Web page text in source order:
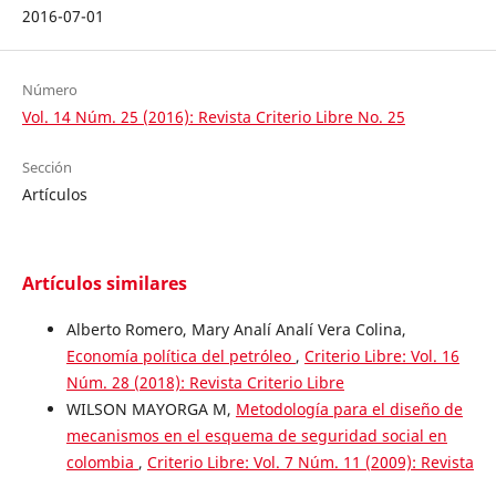
2016-07-01
Número
Vol. 14 Núm. 25 (2016): Revista Criterio Libre No. 25
Sección
Artículos
Artículos similares
Alberto Romero, Mary Analí Analí Vera Colina,
Economía política del petróleo , Criterio Libre: Vol. 16
Núm. 28 (2018): Revista Criterio Libre
WILSON MAYORGA M, Metodología para el diseño de
mecanismos en el esquema de seguridad social en
colombia , Criterio Libre: Vol. 7 Núm. 11 (2009): Revista